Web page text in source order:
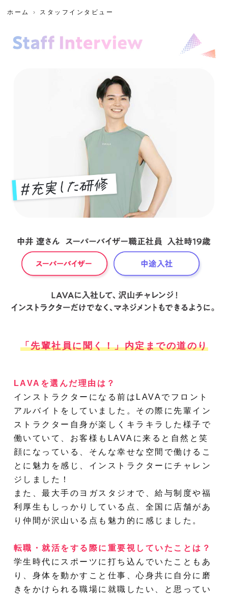
ホーム スタッフインタビュー
「先輩社員に聞く！」内定までの道のり
LAVAを選んだ理由は？
インストラクターになる前はLAVAでフロント
アルバイトをしていました。その際に先輩イン
ストラクター自身が楽しくキラキラした様子で
働いていて、お客様もLAVAに来ると自然と笑
顔になっている、そんな幸せな空間で働けるこ
とに魅力を感じ、インストラクターにチャレン
ジしました！
また、最大手のヨガスタジオで、給与制度や福
利厚生もしっかりしている点、全国に店舗があ
り仲間が沢山いる点も魅力的に感じました。
転職・就活をする際に重要視していたことは？
学生時代にスポーツに打ち込んでいたこともあ
り、身体を動かすこと仕事、心身共に自分に磨
きをかけられる職場に就職したい、と思ってい